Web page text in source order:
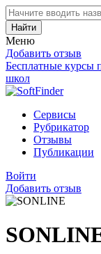
Найти
Меню
Добавить отзыв
Бесплатные курсы
школ
Сервисы
Рубрикатор
Отзывы
Публикации
Войти
Добавить отзыв